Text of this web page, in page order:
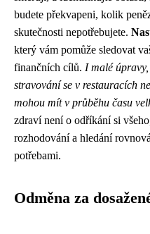
budete překvapeni, kolik
skutečnosti nepotřebujete.
který vám pomůže sledovat
finančních cílů. I malé
stravování se v restauracích
mohou mít v průběhu času
zdraví není o odříkání si
rozhodování a hledání
potřebami.
Odměna za